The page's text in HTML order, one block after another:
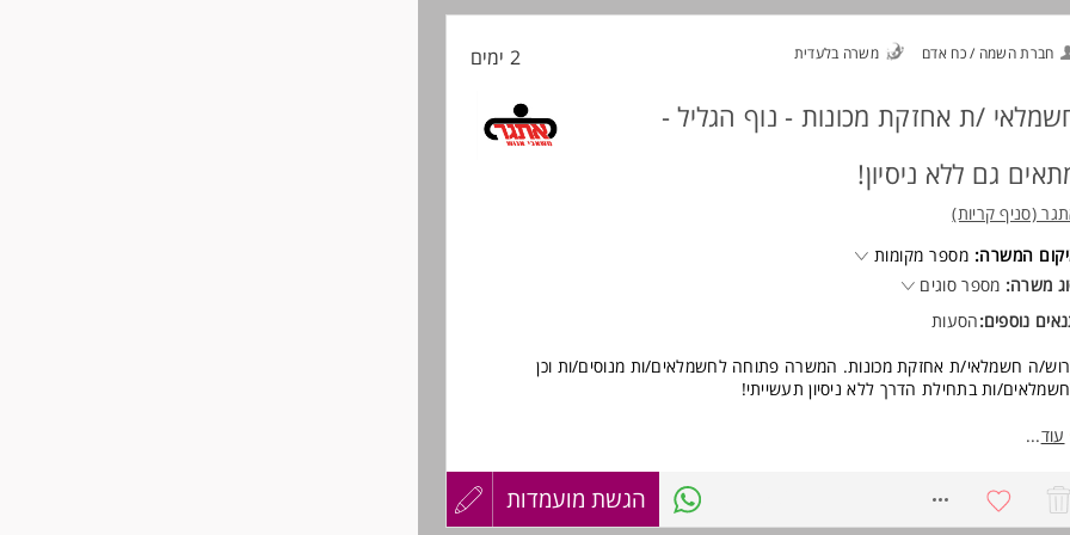
אנגלית ברמת קריאה - יתרון.
ניסיון בתחום מכשור ובקרה תעשייתית - יתרון.
והכרות בנושא כיול מערכות מדידה וציוד בקרה - יתרון.
משרות ומידע על ירימי בע"מ >
חברת השמה / כח אדם משרה בלעדית 2 ימים
/ת אחזקת מכונות - נוף הגליל -
גם ללא ניסיון!
(סניף קריות)
המשרה: מספר מקומות
משרה: מספר סוגים
נוספים:הסעות
ה חשמלאי/ת אחזקת מכונות. המשרה פתוחה לחשמלאים/ות מנוסים/ות וכן
ות בתחילת הדרך ללא ניסיון תעשייתי!
התפקיד:
עם בקרים מתוכנתים.
עוד...
הגשת מועמדות
עדכון